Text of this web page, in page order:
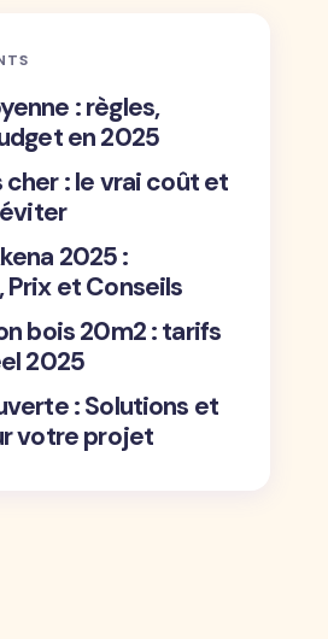
: règles,
en 2025
cher : le vrai coût et
2025 :
Prix et Conseils
bois 20m2 : tarifs
2025
: Solutions et
votre projet